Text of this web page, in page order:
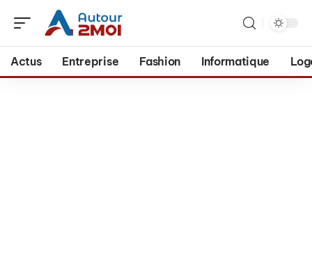
Actus Entreprise Fashion Informatique